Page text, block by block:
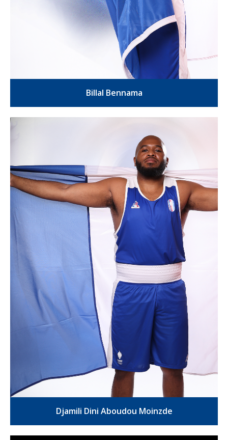
Billal Bennama
Djamili Dini Aboudou Moinzde